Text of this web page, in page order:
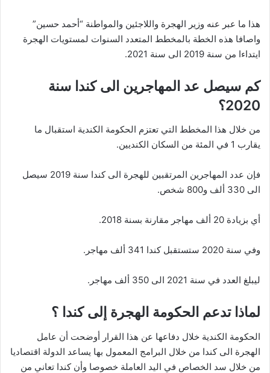
هذا ما عبر عنه وزير الهجرة واللاجئين والمواطنة “أحمد حسين”
واصافا هذه الخطة بالمخطط المتعدد السنوات لمستويات الهجرة
ايتداءا من سنة 2019 الى سنة 2021.
كم سيصل عد المهاجرين الى كندا سنة
2020؟
من خلال هذا المخطط التي تعتزم الحكومة الكندية استقبال ما
يقارب 1 في المئة من السكان الكنديين.
فإن عدد المهاجرين المرتقبين للهجرة الى كندا سنة 2019 سيصل
الى 330 ألف و800 شخص.
أي بزيادة 20 ألف مهاجر مقارنة بسنة 2018.
وفي سنة 2020 ستستقبل كندا 341 ألف مهاجر.
ليبلغ العدد في سنة 2021 الى 350 ألف مهاجر.
لماذا تدعم الحكومة الهجرة إلى كندا ؟
الحكومة الكندية خلال دفاعها عن هذا القرار أوضحت أن عامل
الهجرة الى كندا من خلال البرامج المعمول بها يساعد الدولة اقتصاديا
من خلال سد الخصاص في اليد العاملة خصوصا وأن كندا تعاني من